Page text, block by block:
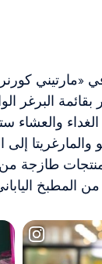
«مارتيني
البرغر
والعشاء
والمارغريتا
طازجة من
المطبخ